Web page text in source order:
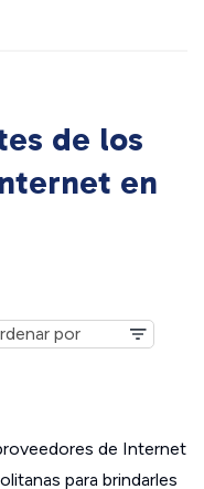
de los
en
de Internet
para brindarles